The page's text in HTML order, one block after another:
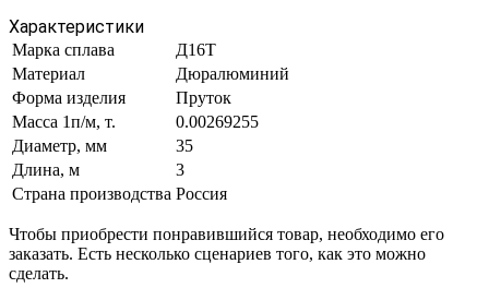
Характеристики
Марка сплава
Д16Т
Материал
Дюралюминий
Форма изделия
Пруток
Масса 1п/м, т.
0.00269255
Диаметр, мм
35
Длина, м
3
Страна производства Россия
Чтобы приобрести понравившийся товар, необходимо его
заказать. Есть несколько сценариев того, как это можно
сделать.